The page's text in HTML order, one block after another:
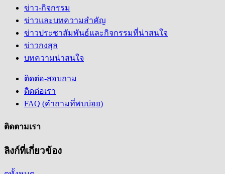
ข่าว-กิจกรรม
ข่าวและบทความสำคัญ
ข่าวประชาสัมพันธ์และกิจกรรมที่น่าสนใจ
ข่าวกงสุล
บทความน่าสนใจ
ติดต่อ-สอบถาม
ติดต่อเรา
FAQ (คำถามที่พบบ่อย)
ติดตามเรา
ลิงก์ที่เกี่ยวข้อง